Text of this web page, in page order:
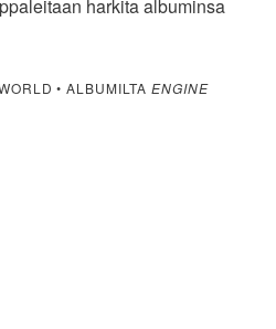
harkita albuminsa
• ALBUMILTAENGINE